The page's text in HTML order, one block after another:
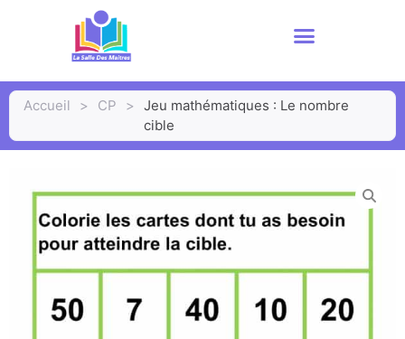
Accueil > CP >
Jeu mathématiques : Le nombre
cible